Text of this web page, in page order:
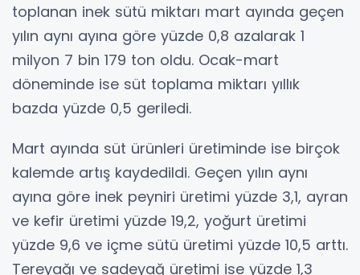
toplanan inek sütü miktarı mart ayında geçen
yılın aynı ayına göre yüzde 0,8 azalarak 1
milyon 7 bin 179 ton oldu. Ocak-mart
döneminde ise süt toplama miktarı yıllık
bazda yüzde 0,5 geriledi.
Mart ayında süt ürünleri üretiminde ise birçok
kalemde artış kaydedildi. Geçen yılın aynı
ayına göre inek peyniri üretimi yüzde 3,1, ayran
ve kefir üretimi yüzde 19,2, yoğurt üretimi
yüzde 9,6 ve içme sütü üretimi yüzde 10,5 arttı.
Tereyağı ve sadeyağ üretimi ise yüzde 1,3